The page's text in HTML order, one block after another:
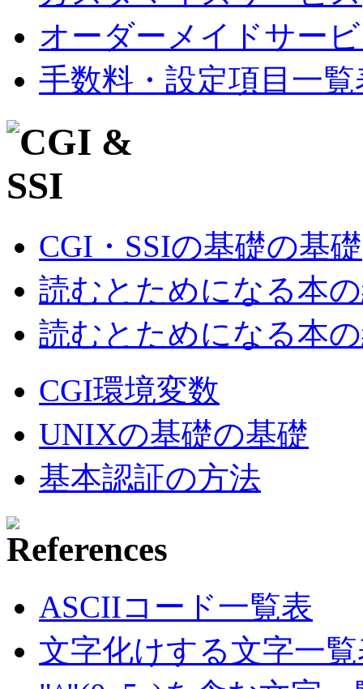
オーダーメイドサー
手数料・設定項目一覧
CGI・SSIの基礎の基礎
読むとためになる本
読むとためになる本
CGI環境変数
UNIXの基礎の基礎
基本認証の方法
ASCIIコード一覧表
文字化けする文字一